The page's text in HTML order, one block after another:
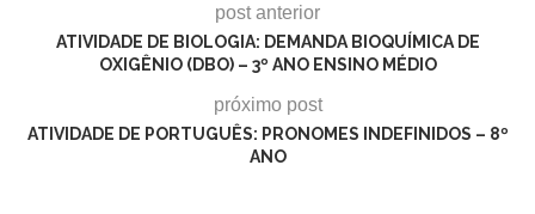
post anterior
ATIVIDADE DE BIOLOGIA: DEMANDA BIOQUÍMICA DE
OXIGÊNIO (DBO) – 3º ANO ENSINO MÉDIO
próximo post
ATIVIDADE DE PORTUGUÊS: PRONOMES INDEFINIDOS – 8º
ANO